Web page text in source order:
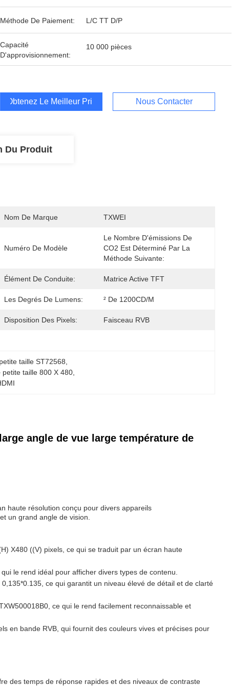
Méthode De Paiement: L/C TT D/P
Capacité
D'approvisionnement:
10 000 pièces
Obtenez Le Meilleur Prix Nous Contacter
Du Produit
Nom De Marque TXWEI
Numéro De Modèle
Le Nombre D'émissions De
CO2 Est Déterminé Par La
Méthode Suivante:
Élément De Conduite: Matrice Active TFT
Les Degrés De Lumens: ² De 1200CD/M
Disposition Des Pixels: Faisceau RVB
taille ST72568
taille 800 X 480
angle de vue large température de
haute résolution conçu pour divers appareils
un grand angle de vision.
X480 ((V) pixels, ce qui se traduit par un écran haute
le rend idéal pour afficher divers types de contenu.
ce qui garantit un niveau élevé de détail et de clarté
ce qui le rend facilement reconnaissable et
en bande RVB, qui fournit des couleurs vives et précises pour
des temps de réponse rapides et des niveaux de contraste